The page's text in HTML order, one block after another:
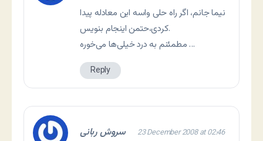
نیما جانم، اگر راه حلی واسه این معادله پیدا
کردی،حتمن اینجام بنویس.
مطمئنم به درد خیلی‌ها می‌خوره …
Reply
سروش ربانی 23 December 2008 at 02:46